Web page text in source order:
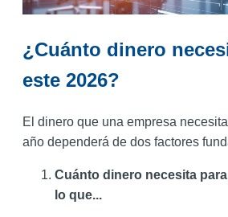
¿Cuánto dinero
este 2026?
El dinero que una empresa
año dependerá de dos factores
Cuánto dinero necesita
lo que...